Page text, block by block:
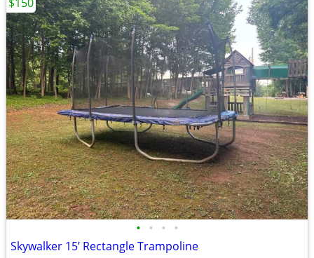
• • • •
Skywalker 15’ Rectangle Trampoline